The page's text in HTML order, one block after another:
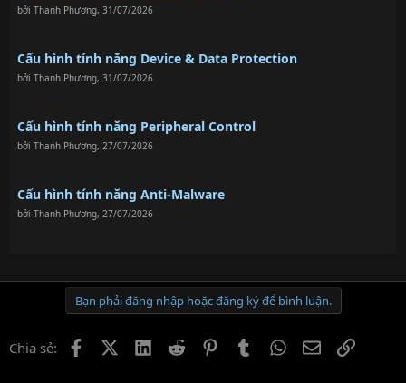
bởi Thanh Phương, 31/07/2026
Cấu hình tính năng Device & Data Protection
bởi Thanh Phương, 31/07/2026
Cấu hình tính năng Peripheral Control
bởi Thanh Phương, 27/07/2026
Cấu hình tính năng Anti-Malware
bởi Thanh Phương, 27/07/2026
Bạn phải đăng nhập hoặc đăng ký để bình luận.
Chia sẻ: FacebookX (Twitter)
LinkedIn
Reddit PinterestTumblrWhatsApp
EmailLink